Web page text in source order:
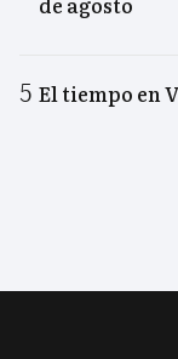
El tiempo en